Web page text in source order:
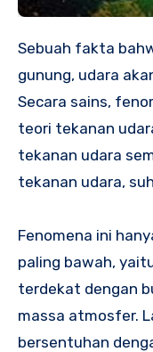
Sebuah fakta bahwa, semakin tinggi kita mendaki
gunung, udara
Secara sains,
teori tekanan
tekanan udara
tekanan udara,
Fenomena ini
paling bawah,
terdekat dengan
massa atmosfer.
bersentuhan